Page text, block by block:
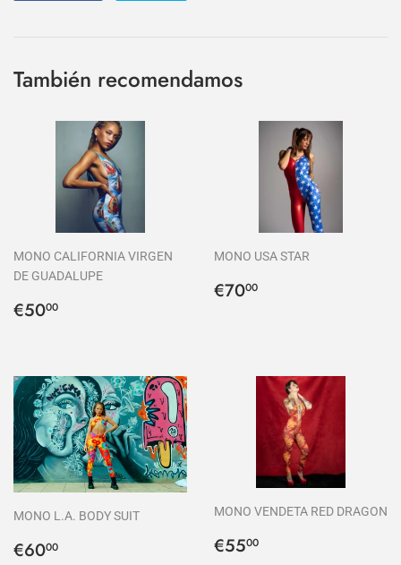
También recomendamos
MONO CALIFORNIA VIRGEN
DE GUADALUPE
Precio
€5000
MONO USA STAR
Precio
€7000
MONO L.A. BODY SUIT
Precio
€6000
MONO VENDETA RED DRAGON
Precio
€5500